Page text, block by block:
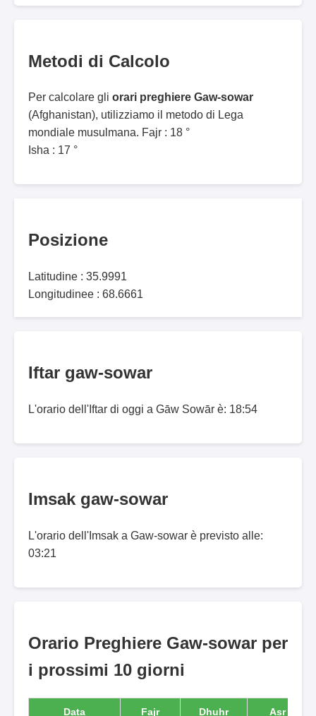
Metodi di Calcolo
Per calcolare gli orari preghiere Gaw-sowar
(Afghanistan), utilizziamo il metodo di Lega
mondiale musulmana. Fajr : 18 °
Isha : 17 °
Posizione
Latitudine : 35.9991
Longitudinee : 68.6661
Iftar gaw-sowar
L'orario dell'Iftar di oggi a Gāw Sowār è: 18:54
Imsak gaw-sowar
L'orario dell'Imsak a Gaw-sowar è previsto alle:
03:21
Orario Preghiere Gaw-sowar per
i prossimi 10 giorni
Data Fajr Dhuhr Asr